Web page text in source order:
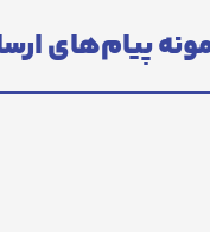
پیام‌های